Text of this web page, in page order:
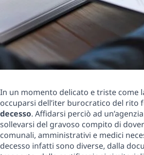
In un momento delicato e triste come
occuparsi dell’iter burocratico del rito
decesso. Affidarsi perciò ad
sollevarsi del gravoso compito di
comunali, amministrativi e medici
decesso infatti sono diverse, dalla